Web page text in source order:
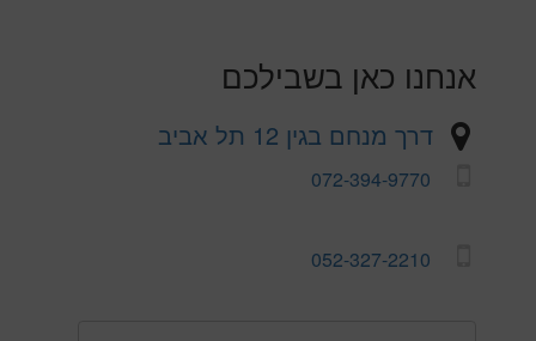
אנחנו כאן בשבילכם
דרך מנחם בגין 12 תל אביב
072-394-9770
052-327-2210